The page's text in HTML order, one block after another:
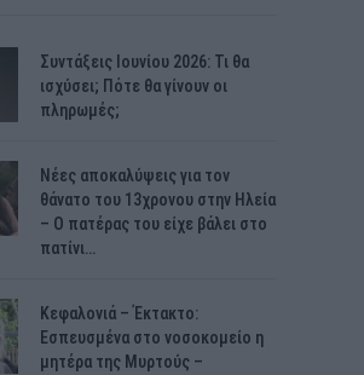
Συντάξεις Ιουνίου 2026: Τι θα
ισχύσει; Πότε θα γίνουν οι
πληρωμές;
Νέες αποκαλύψεις για τον
θάνατο του 13χρονου στην Ηλεία
– Ο πατέρας του είχε βάλει στο
πατίνι…
Κεφαλονιά – Έκτακτο:
Εσπευσμένα στο νοσοκομείο η
μητέρα της Μυρτούς –